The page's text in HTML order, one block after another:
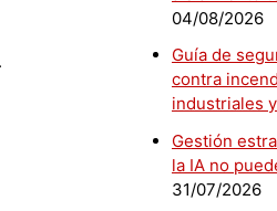
04/08/2026
Guía de
contra
industriales
Gestión
la IA no
31/07/2026